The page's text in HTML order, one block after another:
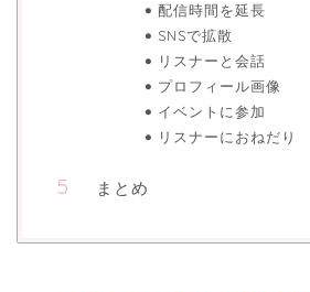
配信時間を延長
SNSで拡散
リスナーと会話
プロフィール画像
イベントに参加
リスナーにおねだり
まとめ